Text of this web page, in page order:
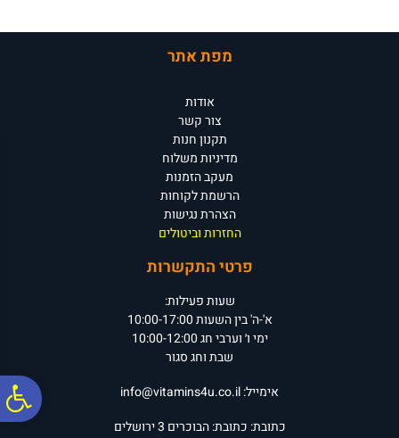
מפת אתר
אודות
צור קשר
תקנון חנות
מדיניות משלוח
מעקב הזמנות
הרשמת לקוחות
הצהרת נגישות
החזרות וביטולים
פרטי התקשרות
שעות פעילות:
א'-ה' בין השעות 10:00-17:00
ימי ו׳ וערבי חג 10:00-12:00
שבת וחג סגור
אימייל:info@vitamins4u.co.il
כתובת: כתובת: הבוכרים 3 ירושלים